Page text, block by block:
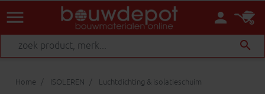
person
menu
search
Home ISOLEREN Luchtdichting & isolatieschuim